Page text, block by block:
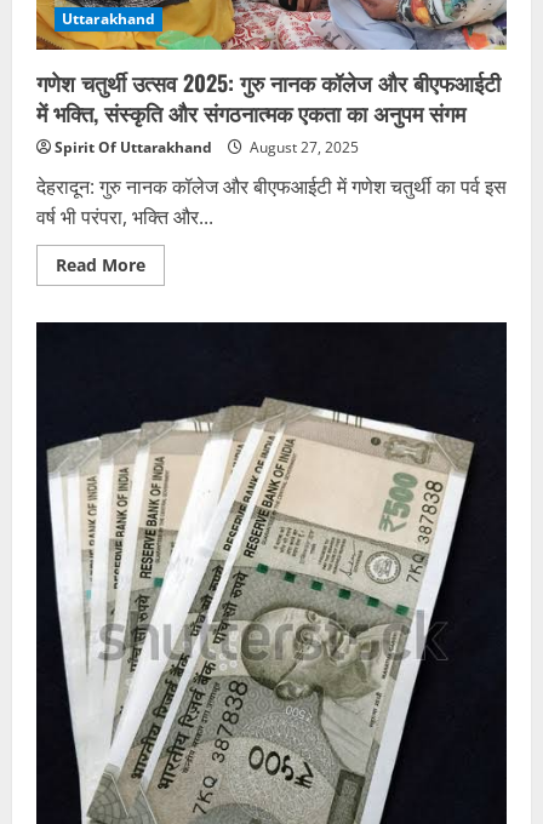
Uttarakhand
गणेश चतुर्थी उत्सव 2025: गुरु नानक कॉलेज और बीएफआईटी
में भक्ति, संस्कृति और संगठनात्मक एकता का अनुपम संगम
Spirit Of Uttarakhand August 27, 2025
देहरादून: गुरु नानक कॉलेज और बीएफआईटी में गणेश चतुर्थी का पर्व इस
वर्ष भी परंपरा, भक्ति और...
Read MoreRead
more
कॉलेज
और
बीएफआईटी
में
भक्ति,
संस्कृति
और
संगठनात्मक
एकता
का
अनुपम
संगम